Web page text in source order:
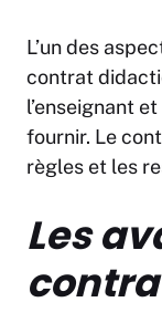
L’un des
contrat
l’enseignant
fournir. Le
règles et les
Les